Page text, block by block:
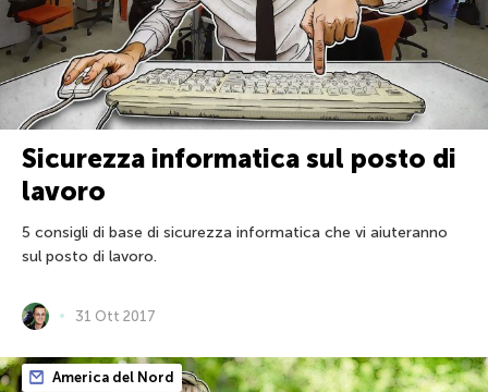
Sicurezza informatica sul posto di
lavoro
5 consigli di base di sicurezza informatica che vi aiuteranno
sul posto di lavoro.
31 Ott 2017
America del Nord